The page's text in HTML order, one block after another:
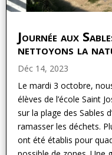
Journée aux
nettoyons la
Déc 14, 2023
Le mardi 3 octobre,
élèves de l’école Saint
sur la plage des Sables
ramasser les déchets.
ont été établis pour